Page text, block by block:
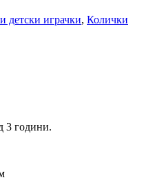
детски играчки, Колички
3 години.